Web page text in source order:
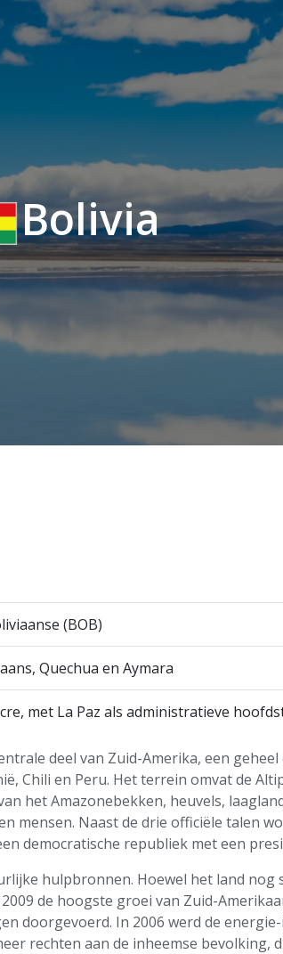
Bolivia
(BOB)
Quechua en Aymara
met La Paz als administratieve
deel van Zuid-Amerika, een
Chili en Peru. Het terrein omvat de
het Amazonebekken, heuvels,
mensen. Naast de drie officiële talen
democratische republiek met een
hulpbronnen. Hoewel het land nog
de hoogste groei van Zuid-
doorgevoerd. In 2006 werd de
rechten aan de inheemse bevolking,